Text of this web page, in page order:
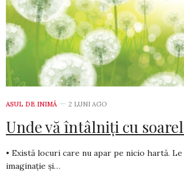
ASUL DE INIMĂ 2 LUNI AGO
Unde vă întâlniți cu
• Există locuri care nu apar pe nicio hartă.
ima­ginație și…